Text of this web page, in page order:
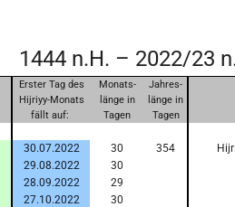
1444 n.H. – 2022/23
Erster Tag des
Hijriyy-Monats
fällt auf:
Monats-
länge in
Tagen
Jahres-
länge in
Tagen
30.07.2022 30 354
29.08.2022
30
28.09.2022
29
27.10.2022
30